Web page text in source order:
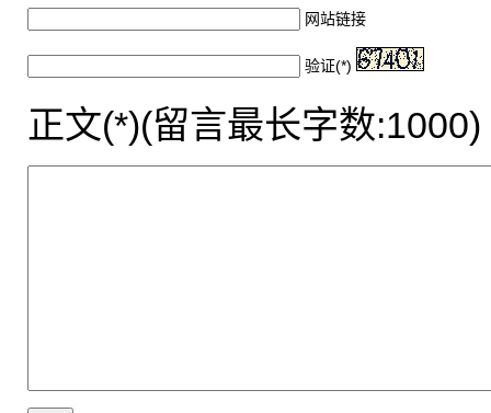
网站链接
验证(*)
正文(*)(留言最长字数:1000)